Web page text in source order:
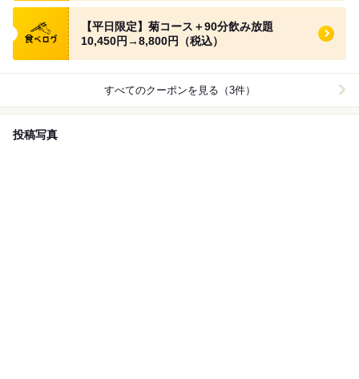
食べログ クーポン
【平日限定】菊コース＋90分飲み放題
10,450円→8,800円（税込）
すべてのクーポンを見る（3件）
投稿写真